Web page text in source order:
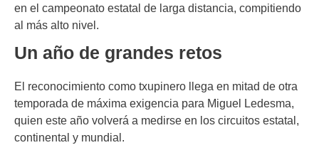
en el campeonato estatal de larga distancia, compitiendo
al más alto nivel.
Un año de grandes retos
El reconocimiento como txupinero llega en mitad de otra
temporada de máxima exigencia para Miguel Ledesma,
quien este año volverá a medirse en los circuitos estatal,
continental y mundial.